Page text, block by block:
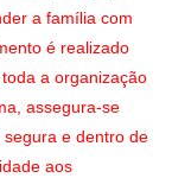
a família com
é realizado
a organização
assegura-se
e dentro de
aos